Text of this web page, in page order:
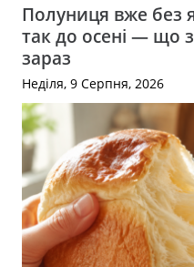
Полуниця вже без
так до осені — що
зараз
Неділя, 9 Серпня, 2026